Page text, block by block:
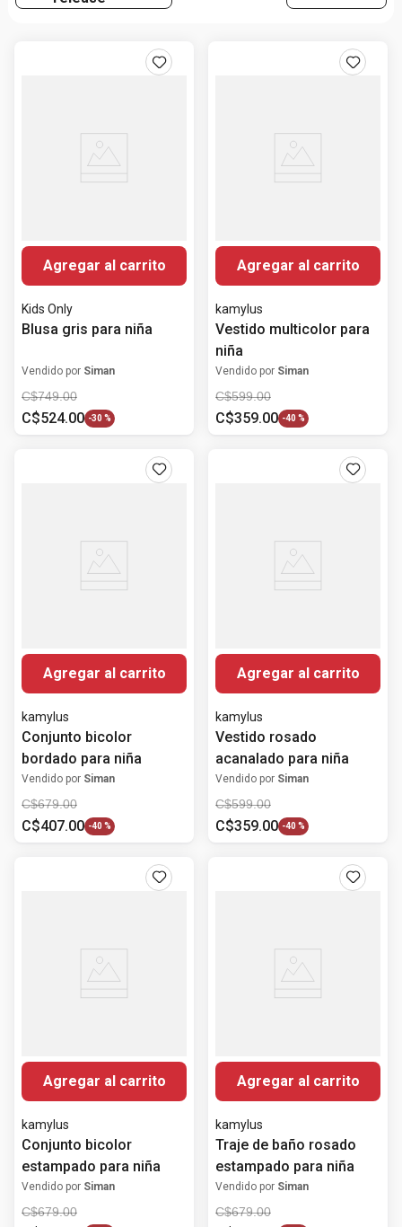
Agregar al carrito
Kids Only
Blusa gris para niña
Vendido por Siman
C$749.00
C$524.00 -30 %
Agregar al carrito
kamylus
Vestido multicolor para
niña
Vendido por Siman
C$599.00
C$359.00 -40 %
Agregar al carrito
kamylus
Conjunto bicolor
bordado para niña
Vendido por Siman
C$679.00
C$407.00 -40 %
Agregar al carrito
kamylus
Vestido rosado
acanalado para niña
Vendido por Siman
C$599.00
C$359.00 -40 %
Agregar al carrito
kamylus
Conjunto bicolor
estampado para niña
Vendido por Siman
C$679.00
Agregar al carrito
kamylus
Traje de baño rosado
estampado para niña
Vendido por Siman
C$679.00